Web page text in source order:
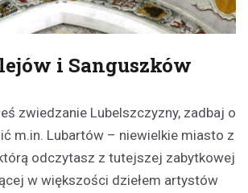
i Sanguszków
zwiedzanie Lubelszczyzny, zadbaj o
m.in. Lubartów – niewielkie miasto z
odczytasz z tutejszej zabytkowej
w większości dziełem artystów